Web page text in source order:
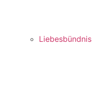
Liebesbündnis